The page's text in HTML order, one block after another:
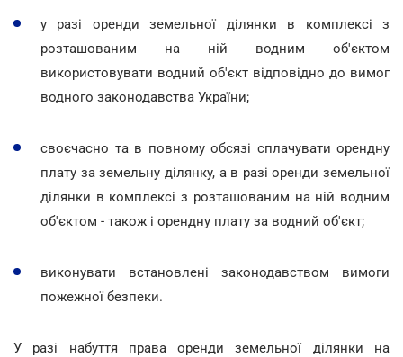
у разі оренди земельної ділянки в комплексі з
розташованим на ній водним об'єктом
використовувати водний об'єкт відповідно до вимог
водного законодавства України;
своєчасно та в повному обсязі сплачувати орендну
плату за земельну ділянку, а в разі оренди земельної
ділянки в комплексі з розташованим на ній водним
об'єктом - також і орендну плату за водний об'єкт;
виконувати встановлені законодавством вимоги
пожежної безпеки.
У разі набуття права оренди земельної ділянки на